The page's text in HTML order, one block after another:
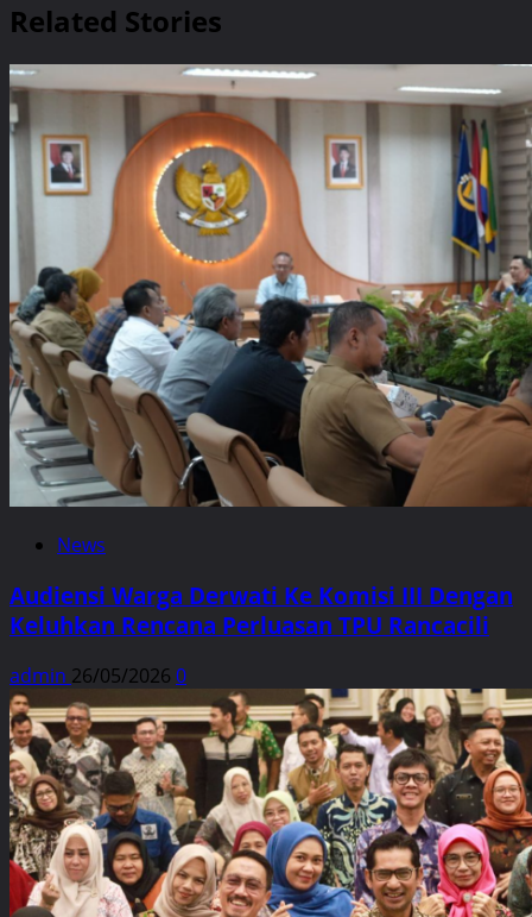
Related Stories
News
Audiensi Warga Derwati Ke Komisi III Dengan
Keluhkan Rencana Perluasan TPU Rancacili
admin 26/05/2026 0